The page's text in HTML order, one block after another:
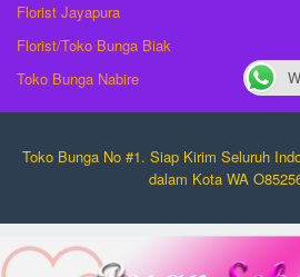
Florist Jayapura
Florist/Toko Bunga Biak
Toko Bunga Nabire
Toko Bunga No #1. Siap Kirim Seluruh
dalam Kota WA